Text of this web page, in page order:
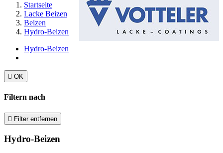
Startseite
Lacke Beizen
Beizen
Hydro-Beizen
Hydro-Beizen
 OK
Filtern nach
 Filter entfernen
Hydro-Beizen